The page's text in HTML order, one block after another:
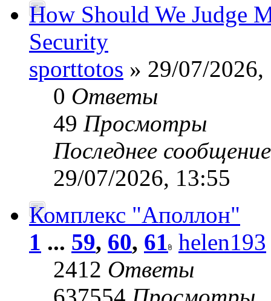
How Should We Judge
Security
sporttotos » 29/07/2026,
0 Ответы
49 Просмотры
Последнее
29/07/2026, 13:55
Комплекс "Аполлон"
1 ... 59, 60, 61 helen193
2412 Ответы